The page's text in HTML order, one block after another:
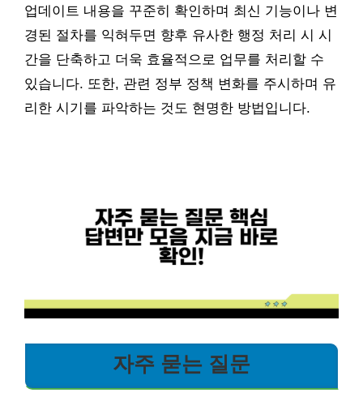
업데이트 내용을 꾸준히 확인하며 최신 기능이나 변
경된 절차를 익혀두면 향후 유사한 행정 처리 시 시
간을 단축하고 더욱 효율적으로 업무를 처리할 수
있습니다. 또한, 관련 정부 정책 변화를 주시하며 유
리한 시기를 파악하는 것도 현명한 방법입니다.
자주 묻는 질문